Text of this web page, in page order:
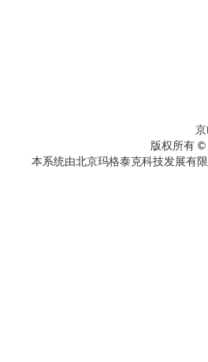
京
版权所有 ©
本系统由北京玛格泰克科技发展有